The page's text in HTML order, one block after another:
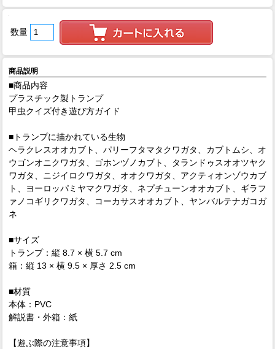
数量
商品説明
■商品内容
プラスチック製トランプ
甲虫クイズ付き遊び方ガイド
■トランプに描かれている生物
ヘラクレスオオカブト、パリーフタマタクワガタ、カブトムシ、オ
ウゴンオニクワガタ、ゴホンヅノカブト、タランドゥスオオツヤク
ワガタ、ニジイロクワガタ、オオクワガタ、アクティオンゾウカブ
ト、ヨーロッパミヤマクワガタ、ネプチューンオオカブト、ギラフ
ァノコギリクワガタ、コーカサスオオカブト、ヤンバルテナガコガ
ネ
■サイズ
トランプ：縦 8.7 × 横 5.7 cm
箱：縦 13 × 横 9.5 × 厚さ 2.5 cm
■材質
本体：PVC
解説書・外箱：紙
【遊ぶ際の注意事項】